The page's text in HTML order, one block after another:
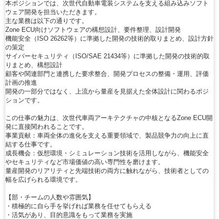
本ポジションでは、次世代自動車電装システムを支える組み込みソフト
ウェア開発を担当いただきます。
主な業務は以下の通りです。
Zone ECU向けソフトウェアの構想設計、要件整理、設計開発
機能安全（ISO 26262等）に準拠した開発の技術的取りまとめ、設計方針
の策定
サイバーセキュリティ（ISO/SAE 21434等）に準拠した開発の技術的取
りまとめ、構想設計
顧客や関連部門と連携した要求整合、開発プロセスの整備・運用、評価
計画の推進
開発の一部分ではなく、上流から量産を見据えた全体設計に関わるポジ
ションです。
この仕事の魅力は、次世代車両アーキテクチャの中核となるZone ECU開
発に直接関われることです。
事業貢献：車両全体の進化を支える重要領域で、製品競争力の向上に直
結する仕事です。
成長機会：仮想環境・シミュレーション技術を活用しながら、機能安全
やセキュリティなど市場価値の高い専門性を磨けます。
量産開発のリアリティと先端技術の両方に触れながら、技術者としての
幅を広げられる環境です。
【部・チームの人数や雰囲気】
・積極的に自ら手を挙げれば業務を任せてもらえる
・活気があり、目的意識をもって業務を実施